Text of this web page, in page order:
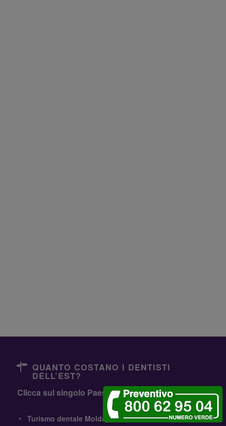
QUANTO COSTANO I DENTISTI
DELL’EST?
Clicca sul singolo Paese oppureComparali Tutti
Turismo dentale Moldavia